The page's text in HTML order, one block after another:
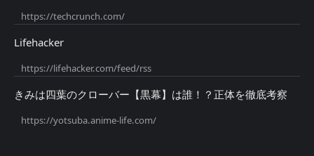
https://techcrunch.com/
Lifehacker
https://lifehacker.com/feed/rss
きみは四葉のクローバー【黒幕】は誰！？正体を徹底考察
https://yotsuba.anime-life.com/